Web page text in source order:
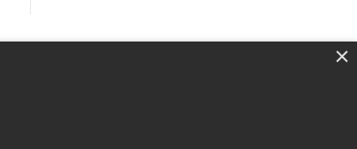
×